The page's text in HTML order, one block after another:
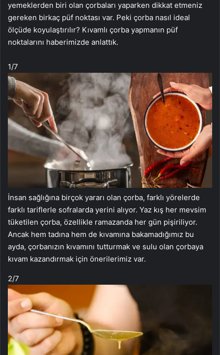
yemeklerden biri olan çorbaları yaparken dikkat etmeniz
gereken birkaç püf noktası var. Peki çorba nasıl ideal
ölçüde koyulaştırılır? Kıvamlı çorba yapmanın püf
noktalarını haberimizde anlattık.
1/7
İnsan sağlığına birçok yararı olan çorba, farklı yörelerde
farklı tariflerle sofralarda yerini alıyor. Yaz kış her mevsim
tüketilen çorba, özellikle ramazanda her gün pişiriliyor.
Ancak hem tadına hem de kıvamına bakamadığımız bu
ayda, çorbanızın kıvamını tutturmak ve sulu olan çorbaya
kıvam kazandırmak için önerilerimiz var.
2/7